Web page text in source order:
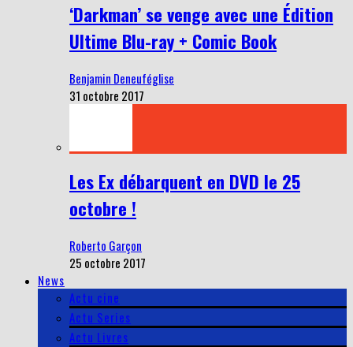
‘Darkman’ se venge avec une Édition
Ultime Blu-ray + Comic Book
Benjamin Deneuféglise
31 octobre 2017
Les Ex débarquent en DVD le 25
octobre !
Roberto Garçon
25 octobre 2017
News
Actu cine
Actu Series
Actu Livres